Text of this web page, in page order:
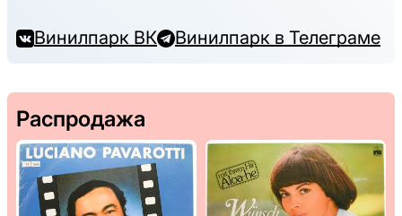
Винилпарк ВК Винилпарк в Телеграме
Распродажа